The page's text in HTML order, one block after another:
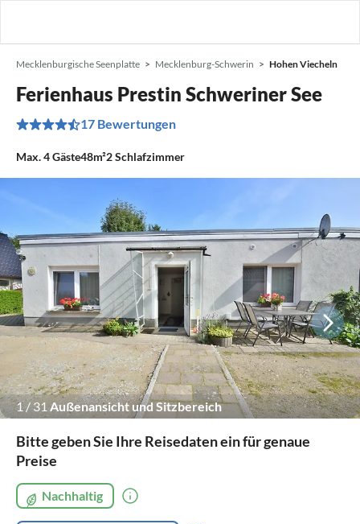
Mecklenburgische Seenplatte Mecklenburg-Schwerin Hohen Viecheln
Ferienhaus Prestin Schweriner See
17 Bewertungen
Max.4Gäste48m²2Schlafzimmer
1/ 31 Außenansicht und Sitzbereich
Bitte geben Sie Ihre Reisedaten ein für genaue
Preise
Nachhaltig